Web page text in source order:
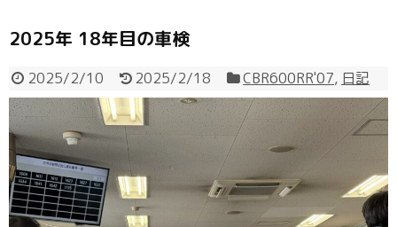
2025年 18年目の車検
2025/2/10 2025/2/18 CBR600RR'07, 日記